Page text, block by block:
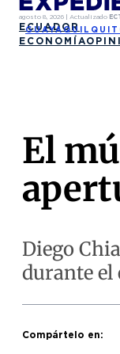
agosto 8, 2026 | Actualizado
ECUADOR
GUAYAQUIL
ECONOMÍA
El
Diego
durante el
Compártelo en: